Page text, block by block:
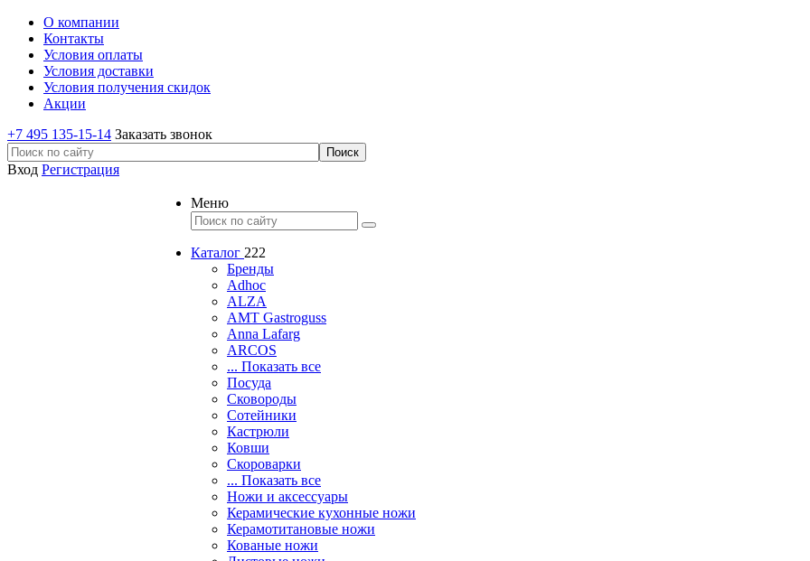
О компании
Контакты
Условия оплаты
Условия доставки
Условия получения скидок
Акции
+7 495 135-15-14 Заказать звонок
Вход Регистрация
Меню
Каталог 222
Бренды
Adhoc
ALZA
AMT Gastroguss
Anna Lafarg
ARCOS
... Показать все
Посуда
Сковороды
Сотейники
Кастрюли
Ковши
Скороварки
... Показать все
Ножи и аксессуары
Керамические кухонные ножи
Керамотитановые ножи
Кованые ножи